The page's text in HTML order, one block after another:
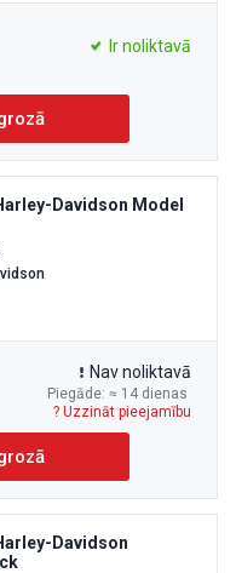
Ir noliktavā
Davidson Model
Piegāde: ≈ 14 dienas
Nav noliktavā
? Uzzināt pieejamību
Davidson